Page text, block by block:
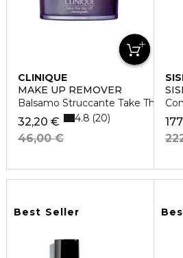
CLINIQUE
MAKE UP REMOVER
Balsamo Struccante Take The
32,20 €
46,00 €
4.8 20
Best Seller